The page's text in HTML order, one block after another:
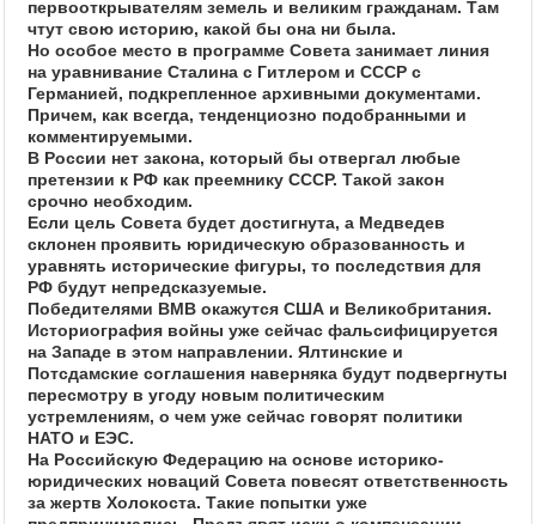
первооткрывателям земель и великим гражданам. Там
чтут свою историю, какой бы она ни была.
Но особое место в программе Совета занимает линия
на уравнивание Сталина с Гитлером и СССР с
Германией, подкрепленное архивными документами.
Причем, как всегда, тенденциозно подобранными и
комментируемыми.
В России нет закона, который бы отвергал любые
претензии к РФ как преемнику СССР. Такой закон
срочно необходим.
Если цель Совета будет достигнута, а Медведев
склонен проявить юридическую образованность и
уравнять исторические фигуры, то последствия для
РФ будут непредсказуемые.
Победителями ВМВ окажутся США и Великобритания.
Историография войны уже сейчас фальсифицируется
на Западе в этом направлении. Ялтинские и
Потсдамские соглашения наверняка будут подвергнуты
пересмотру в угоду новым политическим
устремлениям, о чем уже сейчас говорят политики
НАТО и ЕЭС.
На Российскую Федерацию на основе историко-
юридических новаций Совета повесят ответственность
за жертв Холокоста. Такие попытки уже